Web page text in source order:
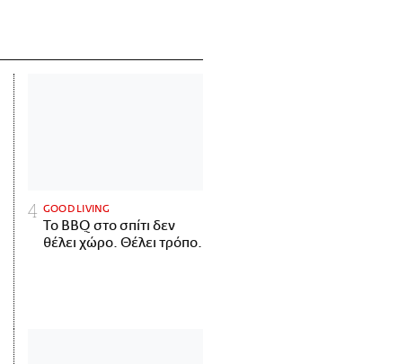
GOOD LIVING
Το BBQ στο σπίτι δεν
θέλει χώρο. Θέλει τρόπο.